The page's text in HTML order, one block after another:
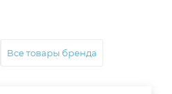
Все товары бренда